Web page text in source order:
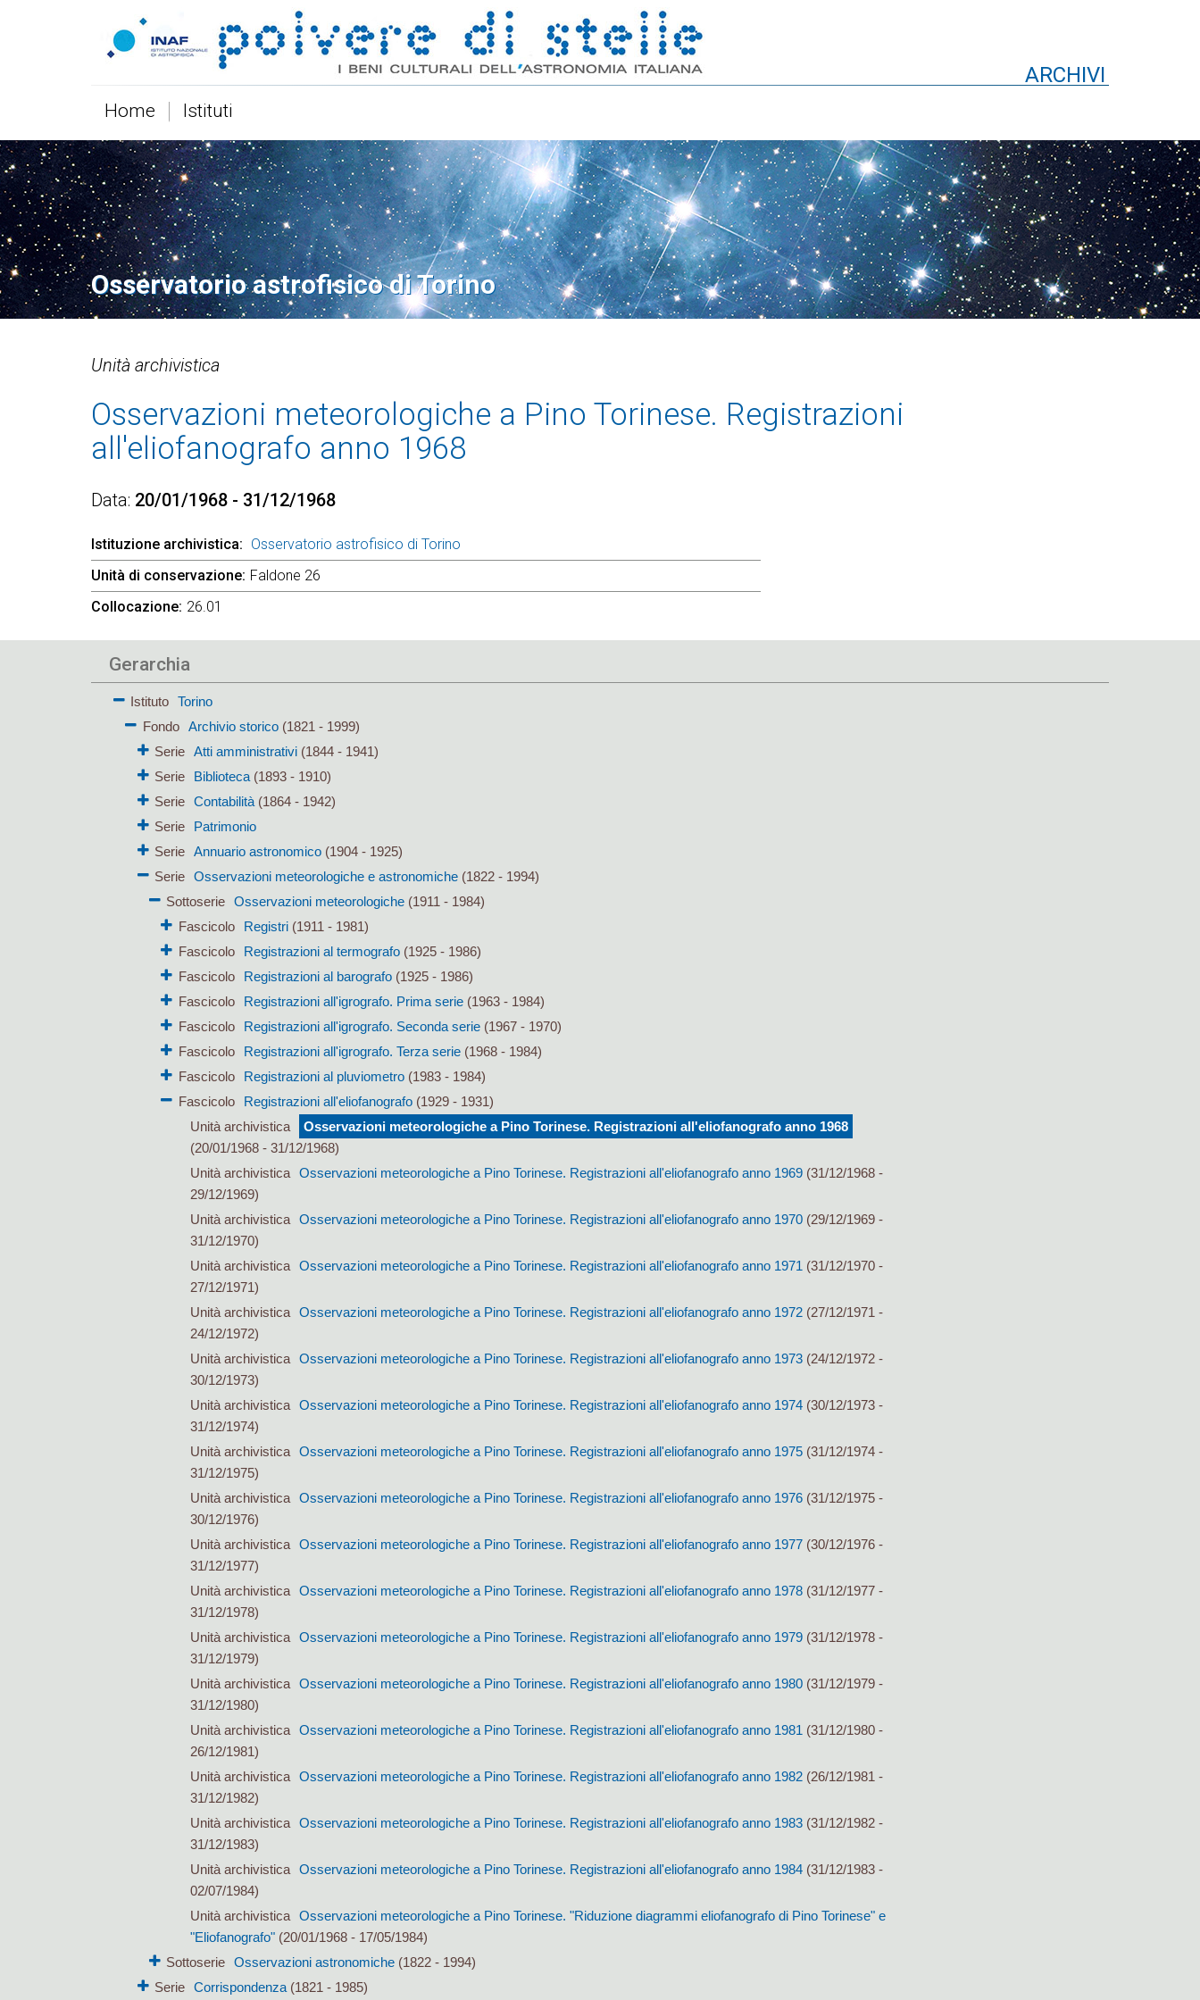
ARCHIVI
Home Istituti
Osservatorio astrofisico di Torino
Unità archivistica
Osservazioni meteorologiche a Pino Torinese. Registrazioni
all'eliofanografo anno 1968
Data 20/01/1968 - 31/12/1968
Istituzione archivistica
Osservatorio astrofisico di Torino
Unità di conservazione Faldone 26
Collocazione 26.01
Gerarchia
Istituto
Torino
Fondo
Archivio storico(1821 - 1999)
Serie Atti amministrativi(1844 - 1941)
Serie
Biblioteca(1893 - 1910)
Serie Contabilità(1864 - 1942)
Serie
Patrimonio
Serie Annuario astronomico(1904 - 1925)
Serie Osservazioni meteorologiche e astronomiche(1822 - 1994)
Sottoserie
Osservazioni meteorologiche (1911 - 1984)
Fascicolo
Registri(1911 - 1981)
Fascicolo
Registrazioni al termografo(1925 - 1986)
Fascicolo
Registrazioni al barografo(1925 - 1986)
Fascicolo
Registrazioni all'igrografo. Prima serie(1963 - 1984)
Fascicolo
Registrazioni all'igrografo. Seconda serie(1967 - 1970)
Fascicolo
Registrazioni all'igrografo. Terza serie(1968 - 1984)
Fascicolo
Registrazioni al pluviometro(1983 - 1984)
Fascicolo
Registrazioni all'eliofanografo(1929 - 1931)
Unità archivistica
Osservazioni meteorologiche a Pino Torinese. Registrazioni all'eliofanografo anno 1968
(20/01/1968 - 31/12/1968)
Unità archivistica Osservazioni meteorologiche a Pino Torinese. Registrazioni all'eliofanografo anno 1969(31/12/1968 -
29/12/1969)
Unità archivistica Osservazioni meteorologiche a Pino Torinese. Registrazioni all'eliofanografo anno 1970(29/12/1969 -
31/12/1970)
Unità archivistica Osservazioni meteorologiche a Pino Torinese. Registrazioni all'eliofanografo anno 1971 (31/12/1970 -
27/12/1971)
Unità archivistica Osservazioni meteorologiche a Pino Torinese. Registrazioni all'eliofanografo anno 1972(27/12/1971 -
24/12/1972)
Unità archivistica Osservazioni meteorologiche a Pino Torinese. Registrazioni all'eliofanografo anno 1973(24/12/1972 -
30/12/1973)
Unità archivistica Osservazioni meteorologiche a Pino Torinese. Registrazioni all'eliofanografo anno 1974(30/12/1973 -
31/12/1974)
Unità archivistica Osservazioni meteorologiche a Pino Torinese. Registrazioni all'eliofanografo anno 1975(31/12/1974 -
31/12/1975)
Unità archivistica Osservazioni meteorologiche a Pino Torinese. Registrazioni all'eliofanografo anno 1976(31/12/1975 -
30/12/1976)
Unità archivistica Osservazioni meteorologiche a Pino Torinese. Registrazioni all'eliofanografo anno 1977(30/12/1976 -
31/12/1977)
Unità archivistica Osservazioni meteorologiche a Pino Torinese. Registrazioni all'eliofanografo anno 1978(31/12/1977 -
31/12/1978)
Unità archivistica Osservazioni meteorologiche a Pino Torinese. Registrazioni all'eliofanografo anno 1979(31/12/1978 -
31/12/1979)
Unità archivistica Osservazioni meteorologiche a Pino Torinese. Registrazioni all'eliofanografo anno 1980(31/12/1979 -
31/12/1980)
Unità archivistica Osservazioni meteorologiche a Pino Torinese. Registrazioni all'eliofanografo anno 1981 (31/12/1980 -
26/12/1981)
Unità archivistica Osservazioni meteorologiche a Pino Torinese. Registrazioni all'eliofanografo anno 1982(26/12/1981 -
31/12/1982)
Unità archivistica Osservazioni meteorologiche a Pino Torinese. Registrazioni all'eliofanografo anno 1983(31/12/1982 -
31/12/1983)
Unità archivistica Osservazioni meteorologiche a Pino Torinese. Registrazioni all'eliofanografo anno 1984(31/12/1983 -
02/07/1984)
Unità archivistica Osservazioni meteorologiche a Pino Torinese. "Riduzione diagrammi eliofanografo di Pino Torinese" e
"Eliofanografo"(20/01/1968 - 17/05/1984)
Sottoserie
Osservazioni astronomiche (1822 - 1994)
Serie Corrispondenza(1821 - 1985)